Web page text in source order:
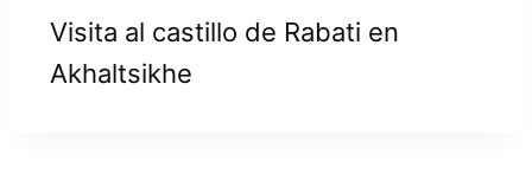
Visita al castillo de Rabati en
Akhaltsikhe